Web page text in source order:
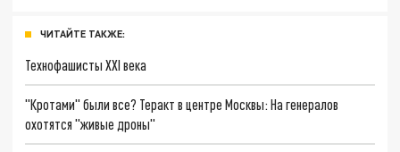
ЧИТАЙТЕ ТАКЖЕ:
Технофашисты XXI века
"Кротами" были все? Теракт в центре Москвы: На генералов
охотятся "живые дроны"